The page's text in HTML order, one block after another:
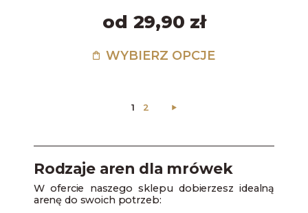
od 29,90 zł
WYBIERZ OPCJE
1 2
Rodzaje aren dla mrówek
W ofercie naszego sklepu dobierzesz idealną
arenę do swoich potrzeb: